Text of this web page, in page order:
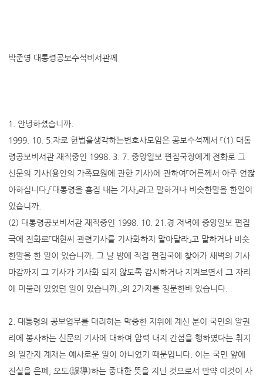
박준영 대통령공보수석비서관께
1. 안녕하셨습니까.
1999. 10. 5.자로 헌법을생각하는변호사모임은 공보수석께서 『(1) 대통
령공보비서관 재직중인 1998. 3. 7. 중앙일보 편집국장에게 전화로 그
신문의 기사(용인의 가족묘원에 관한 기사)에 관하여「어른께서 아주 언짢
아하십니다」「대통령을 흠집 내는 기사」라고 말하거나 비슷한말을 한일이
있습니까.
(2) 대통령공보비서관 재직중인 1998. 10. 21.경 저녁에 중앙일보 편집
국에 전화로「대현씨 관련기사를 기사화하지 말아달라」고 말하거나 비슷
한말을 한 일이 있습니까. 그 날 밤에 직접 편집국에 찾아가 새벽의 기사
마감까지 그 기사가 기사화 되지 않도록 감시하거나 지켜보면서 그 자리
에 머물러 있었던 일이 있습니까.』의 2가지를 질문한바 있습니다.
2. 대통령의 공보업무를 대리하는 막중한 지위에 계신 분이 국민의 알권
리에 봉사하는 신문의 기사에 대하여 압력 내지 간섭을 행하였다는 취지
의 일간지 계재는 예사로운 일이 아니었기 때문입니다. 이는 국민 앞에
진실을 은폐, 오도(誤導)하는 중대한 뜻을 지닌 것으로서 만약 이것이 사